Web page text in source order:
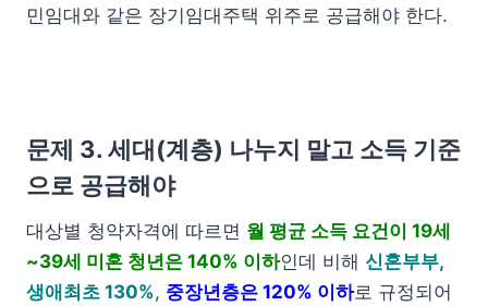
민임대와 같은 장기임대주택 위주로 공급해야 한다.
문제 3. 세대(계층) 나누지 말고 소득 기준
으로 공급해야
대상별 청약자격에 따르면 월 평균 소득 요건이 19세
~39세 미혼 청년은 140% 이하인데 비해 신혼부부,
생애최초 130%, 중장년층은 120% 이하로 규정되어